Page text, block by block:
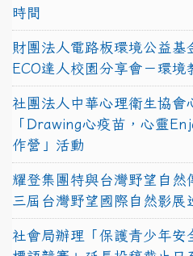
時間
財團法人電路板環境公益基
ECO達人校園分享會－環境
社團法人中華心理衛生協會
「Drawing心疫苗，心靈
作營」活動
耀登集團特與台灣野望自然
三屆台灣野望國際自然影展
社會局辦理「保護青少年安